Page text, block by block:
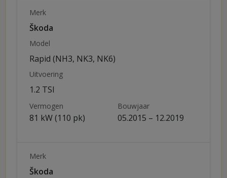
Merk
Škoda
Model
Rapid (NH3, NK3, NK6)
Uitvoering
1.2 TSI
Vermogen
81 kW (110 pk)
Bouwjaar
05.2015 – 12.2019
Merk
Škoda